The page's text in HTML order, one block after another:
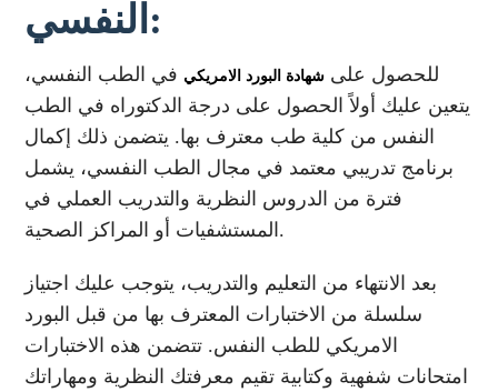
النفسي:
للحصول على شهادة البورد الامريكي في الطب النفسي،
يتعين عليك أولاً الحصول على درجة الدكتوراه في الطب
النفس من كلية طب معترف بها. يتضمن ذلك إكمال
برنامج تدريبي معتمد في مجال الطب النفسي، يشمل
فترة من الدروس النظرية والتدريب العملي في
المستشفيات أو المراكز الصحية.
بعد الانتهاء من التعليم والتدريب، يتوجب عليك اجتياز
سلسلة من الاختبارات المعترف بها من قبل البورد
الامريكي للطب النفس. تتضمن هذه الاختبارات
امتحانات شفهية وكتابية تقيم معرفتك النظرية ومهاراتك